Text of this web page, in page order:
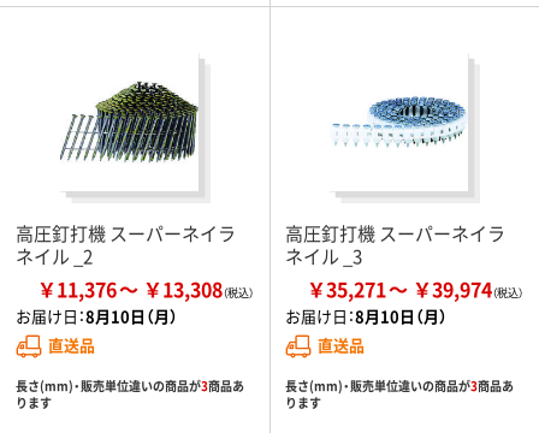
高圧釘打機 スーパーネイラ
ネイル _2
￥11,376 ￥13,308
お届け日：8月10日（月）
直送品
長さ(mm)・販売単位違いの商品が3商品あ
ります
高圧釘打機 スーパーネイラ
ネイル _3
￥35,271 ￥39,974
お届け日：8月10日（月）
直送品
長さ(mm)・販売単位違いの商品が3商品あ
ります